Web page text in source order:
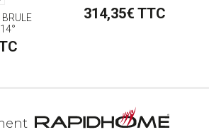
314,35€ TTC